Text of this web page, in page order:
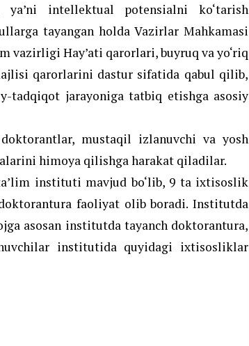
ya’ni intellektual potensialni ko‘tarish
tayangan holda Vazirlar Mahkamasi
vazirligi Hay’ati qarorlari, buyruq va yo‘riq
qarorlarini dastur sifatida qabul qilib,
tadqiqot jarayoniga tatbiq etishga asosiy
mustaqil izlanuvchi va yosh
himoya qilishga harakat qiladilar.
instituti mavjud bo‘lib, 9 ta ixtisoslik
faoliyat olib boradi. Institutda
asosan institutda tayanch doktorantura,
institutida quyidagi ixtisosliklar